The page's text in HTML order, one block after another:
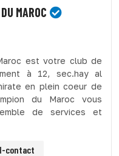
MAROC
est votre club de
à 12, sec.hay al
en plein coeur de
du Maroc vous
de services et
contact